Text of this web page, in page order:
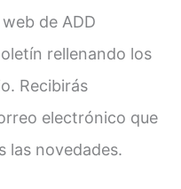
de ADD
rellenando los
Recibirás
electrónico que
las novedades.